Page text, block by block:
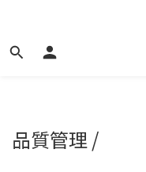
品質管理 /